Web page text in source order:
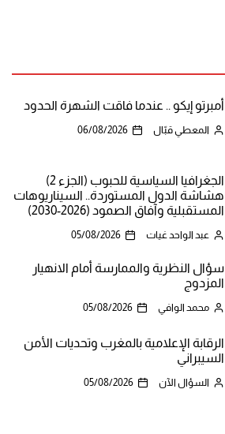
أمبرتو إيكو .. عندما فاقت الشهرة الحدود
المعطي قبّال 06/08/2026
الجغرافيا السياسية للحبوب (الجزء 2)
هشاشة الدول المستوردة.. السيناريوهات
المستقبلية وآفاق الصمود (2026-2030)
عبد الواحد غيات 05/08/2026
سؤال النظرية والممارسة أمام الانهيار
المزدوج
محمد الوافي 05/08/2026
الرقابة الإعلامية بالمغرب وتحديات الأمن
السيبراني
السؤال الآن 05/08/2026